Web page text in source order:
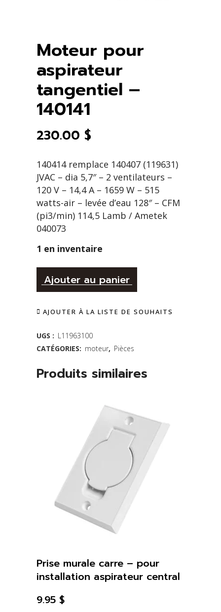
Moteur pour
aspirateur
tangentiel –
140141
230.00 $
140414 remplace 140407 (119631)
JVAC – dia 5,7″ – 2 ventilateurs –
120 V – 14,4 A – 1659 W – 515
watts-air – levée d’eau 128″ – CFM
(pi3/min) 114,5 Lamb / Ametek
040073
1 en inventaire
Moteur
pour
aspirateur
tangentiel
-
140141
Ajouter au panier
AJOUTER À LA LISTE DE SOUHAITS
UGS : L11963100
CATÉGORIES: moteur, Pièces
Produits similaires
Prise murale carre – pour
installation aspirateur central
9.95 $